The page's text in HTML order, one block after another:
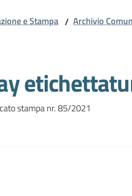
e Stampa / Archivio
stampa nr. 85/2021